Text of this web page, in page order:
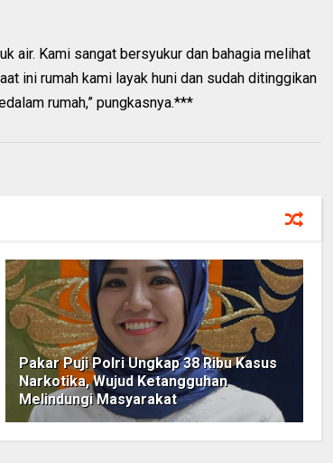
air. Kami sangat bersyukur dan bahagia melihat
ini rumah kami layak huni dan sudah ditinggikan
rumah,” pungkasnya.***
Pakar Puji Polri Ungkap 38 Ribu Kasus
Narkotika, Wujud Ketangguhan
Melindungi Masyarakat